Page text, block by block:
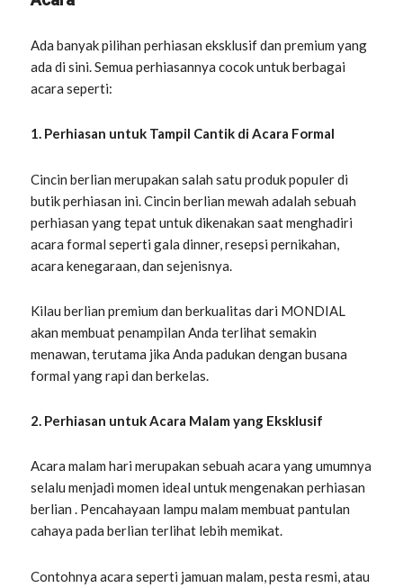
Ada banyak pilihan perhiasan eksklusif dan premium yang
ada di sini. Semua perhiasannya cocok untuk berbagai
acara seperti:
1. Perhiasan untuk Tampil Cantik di Acara Formal
Cincin berlian merupakan salah satu produk populer di
butik perhiasan ini. Cincin berlian mewah adalah sebuah
perhiasan yang tepat untuk dikenakan saat menghadiri
acara formal seperti gala dinner, resepsi pernikahan,
acara kenegaraan, dan sejenisnya.
Kilau berlian premium dan berkualitas dari MONDIAL
akan membuat penampilan Anda terlihat semakin
menawan, terutama jika Anda padukan dengan busana
formal yang rapi dan berkelas.
2. Perhiasan untuk Acara Malam yang Eksklusif
Acara malam hari merupakan sebuah acara yang umumnya
selalu menjadi momen ideal untuk mengenakan perhiasan
berlian . Pencahayaan lampu malam membuat pantulan
cahaya pada berlian terlihat lebih memikat.
Contohnya acara seperti jamuan malam, pesta resmi, atau